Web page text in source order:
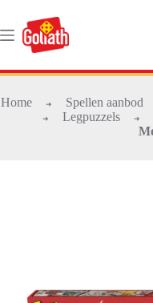
de
inhoud
Home ➜ Spellen aanbod
➜ Legpuzzels ➜